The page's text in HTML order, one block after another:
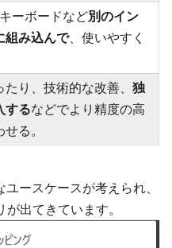
ーボードなど別のイン
組み込んで、使いやすく
たり、技術的な改善、 独
するなどでより精度の高
る。
ースケースが考えられ、
出てきています。